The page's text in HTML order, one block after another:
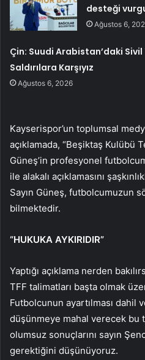
desteği
Ağustos 6,
Çin: Suudi Arabistan’daki
Saldırılara Karşıyız
Ağustos 6, 2026
Kayserispor’un toplumsal
açıklamada, “Beşiktaş Kulübü
Güneş’in profesyonel
ile alakalı açıklamasını
Sayın Güneş, futbolcumuzun
bilmektedir.
“HUKUKA AYKIRIDIR”
Yaptığı açıklama nerden
TFF talimatları başta olmak
Futbolcunun ayartılması dahil
düşünmeye mahal verecek bu
olumsuz sonuçlarını sayın
gerektiğini düşünüyoruz.